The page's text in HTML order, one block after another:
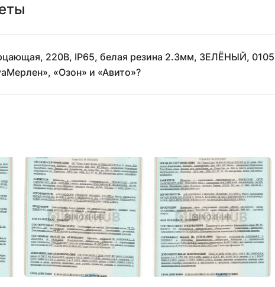
220В, IP65, белая резина 2.3мм, ЗЕЛЁНЫЙ,
«Озон» и «Авито»?